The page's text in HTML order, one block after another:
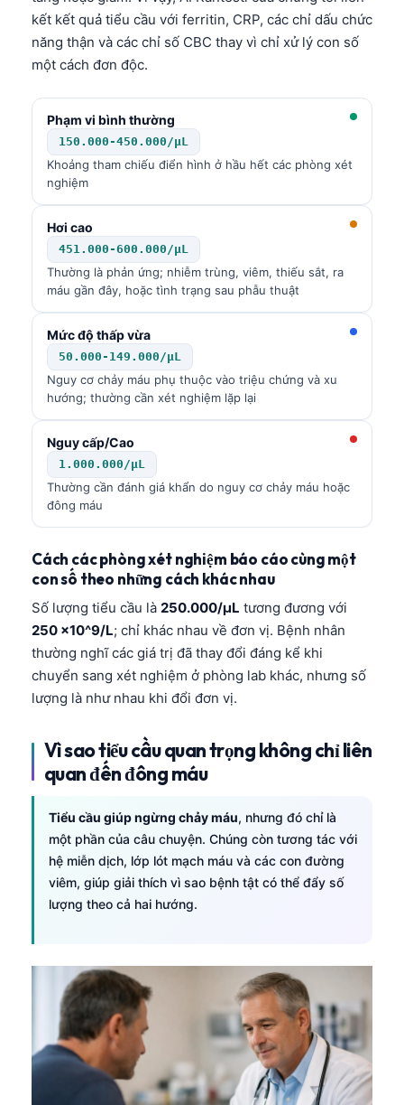
kết kết quả tiểu cầu với ferritin, CRP, các chỉ dấu chức
năng thận và các chỉ số CBC thay vì chỉ xử lý con số
một cách đơn độc.
Phạm vi bình thường
150.000-450.000/µL
Khoảng tham chiếu điển hình ở hầu hết các phòng xét
nghiệm
Hơi cao
451.000-600.000/µL
Thường là phản ứng; nhiễm trùng, viêm, thiếu sắt, ra
máu gần đây, hoặc tình trạng sau phẫu thuật
Mức độ thấp vừa
50.000-149.000/µL
Nguy cơ chảy máu phụ thuộc vào triệu chứng và xu
hướng; thường cần xét nghiệm lặp lại
Nguy cấp/Cao
1.000.000/µL
Thường cần đánh giá khẩn do nguy cơ chảy máu hoặc
đông máu
Cách các phòng xét nghiệm báo cáo cùng một
con số theo những cách khác nhau
Số lượng tiểu cầu là 250.000/µL tương đương với
250 x10^9/L; chỉ khác nhau về đơn vị. Bệnh nhân
thường nghĩ các giá trị đã thay đổi đáng kể khi
chuyển sang xét nghiệm ở phòng lab khác, nhưng số
lượng là như nhau khi đổi đơn vị.
Vì sao tiểu cầu quan trọng không chỉ liên
quan đến đông máu
Tiểu cầu giúp ngừng chảy máu, nhưng đó chỉ là
một phần của câu chuyện. Chúng còn tương tác với
hệ miễn dịch, lớp lót mạch máu và các con đường
viêm, giúp giải thích vì sao bệnh tật có thể đẩy số
lượng theo cả hai hướng.